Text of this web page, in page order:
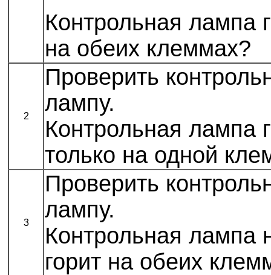
Контрольная лампа
на обеих клеммах?
2
Проверить
лампу.
Контрольная лампа
только на одной
3
Проверить
лампу.
Контрольная лампа
горит на обеих